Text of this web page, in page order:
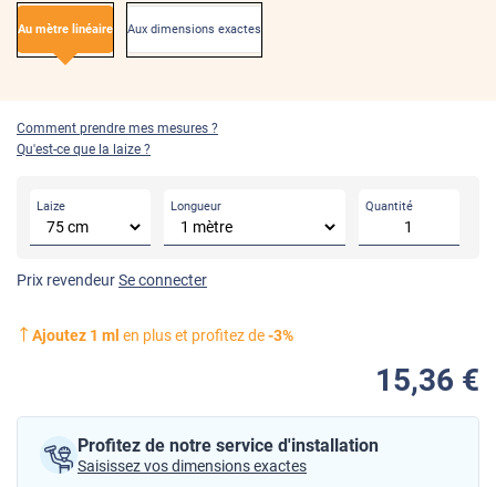
Au mètre linéaire Aux dimensions exactes
Comment prendre mes mesures ?
Qu'est-ce que la laize ?
Laize Longueur Quantité
Prix revendeurSe connecter
Ajoutez 1 ml en plus et profitez de-3%
15,36 €
Profitez de notre service d'installation
Saisissez vos dimensions exactes